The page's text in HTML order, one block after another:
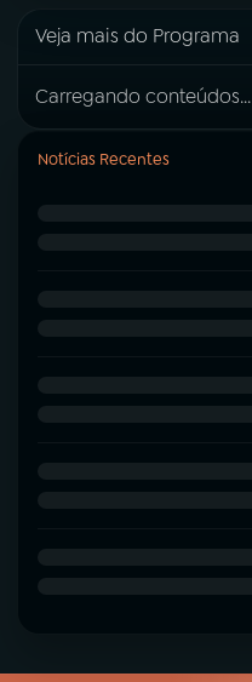
Veja mais do Programa
Carregando conteúdos...
Notícias Recentes